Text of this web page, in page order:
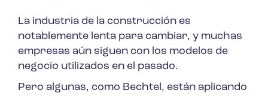
La industria de la construcción es
notablemente lenta para cambiar, y muchas
empresas aún siguen con los modelos de
negocio utilizados en el pasado.
Pero algunas, como Bechtel, están aplicando